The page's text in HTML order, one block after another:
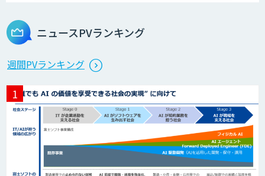
ニュースPVランキング
週間PVランキング